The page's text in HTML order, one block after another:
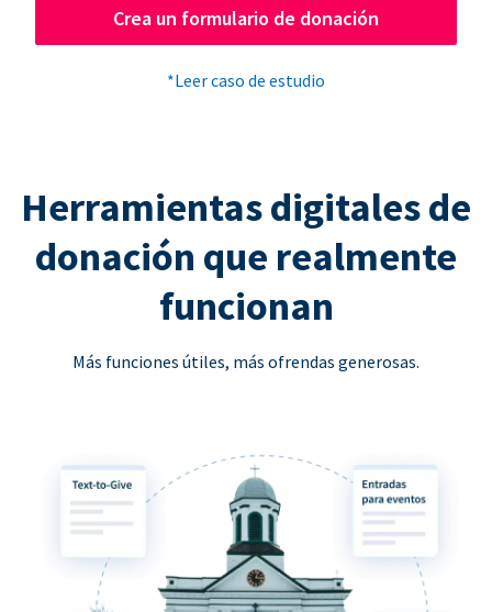
Crea un formulario de donación
*Leer caso de estudio
Herramientas digitales de
donación que realmente
funcionan
Más funciones útiles, más ofrendas generosas.